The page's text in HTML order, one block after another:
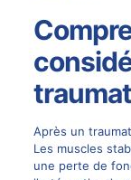
Après un
Les muscles
une perte de